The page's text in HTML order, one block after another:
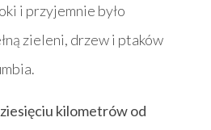
i przyjemnie było
zieleni, drzew i ptaków
kilometrów od